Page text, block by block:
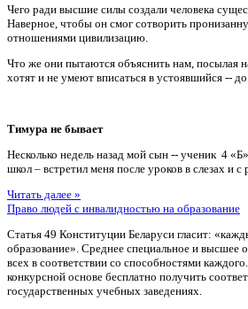
Чего ради высшие силы создали человека
Наверное, чтобы он смог сотворить
отношениями цивилизацию.
Что же они пытаются объяснить нам, посылая
хотят и не умеют вписаться в устоявшийся --
Тимура не бывает
Несколько недель назад мой сын -- ученик 4
школ – встретил меня после уроков в слезах и
Читать далее »
Право людей с инвалидностью на образование
Статья 49 Конституции Беларуси гласит:
образование». Среднее специальное и высшее
всех в соответствии со способностями
конкурсной основе бесплатно получить
государственных учебных заведениях.